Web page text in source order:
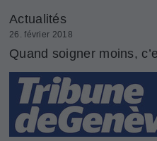
Actualités
26. février 2018
Quand soigner moins,